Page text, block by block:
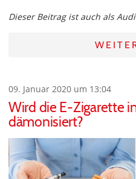
Dieser Beitrag ist auch als
09. Januar 2020 um 13:04
Wird die E-Zigarette
dämonisiert?